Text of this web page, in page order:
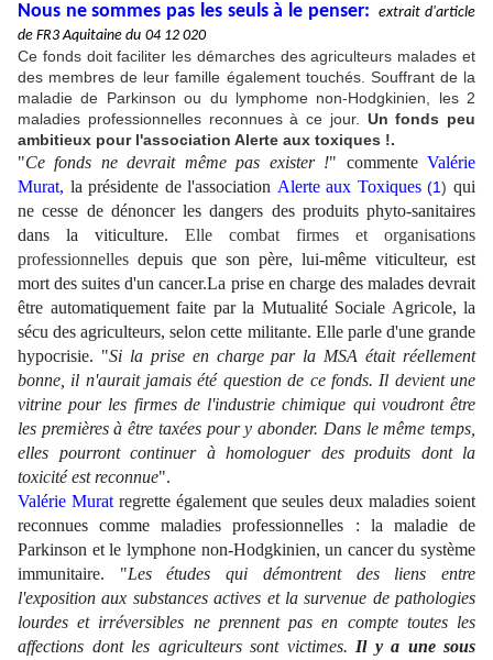
Nous ne sommes pas les seuls à le penser:
extrait d'article
de FR3 Aquitaine du 04 12 020
Ce fonds doit faciliter les démarches des agriculteurs malades et
des membres de leur famille également touchés. Souffrant de la
maladie de Parkinson ou du lymphome non-Hodgkinien, les 2
maladies professionnelles reconnues à ce jour. Un fonds peu
ambitieux pour l'association Alerte aux toxiques !.
"Ce fonds ne devrait même pas exister !" commenteValérie
Murat, la présidente de l'association Alerte aux Toxiques (1) qui
ne cesse de dénoncer les dangers des produits phyto-sanitaires
dans la viticulture. Elle combat firmes et organisations
professionnelles depuis que son père, lui-même viticulteur, est
mort des suites d'un cancer.La prise en charge des malades devrait
être automatiquement faite par la Mutualité Sociale Agricole, la
sécu des agriculteurs, selon cette militante. Elle parle d'une grande
hypocrisie. "Si la prise en charge par la MSA était réellement
bonne, il n'aurait jamais été question de ce fonds. Il devient une
vitrine pour les firmes de l'industrie chimique qui voudront être
les premières à être taxées pour y abonder. Dans le même temps,
elles pourront continuer à homologuer des produits dont la
toxicité est reconnue".
Valérie Murat regrette également que seules deux maladies soient
reconnues comme maladies professionnelles : la maladie de
Parkinson et le lymphone non-Hodgkinien, un cancer du système
immunitaire. "Les études qui démontrent des liens entre
l'exposition aux substances actives et la survenue de pathologies
lourdes et irréversibles ne prennent pas en compte toutes les
affections dont les agriculteurs sont victimes. Il y a une sous